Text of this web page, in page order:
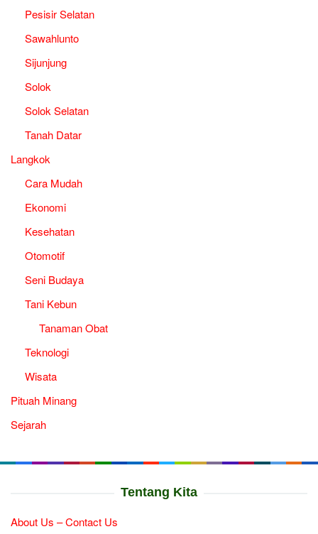
Pesisir Selatan
Sawahlunto
Sijunjung
Solok
Solok Selatan
Tanah Datar
Langkok
Cara Mudah
Ekonomi
Kesehatan
Otomotif
Seni Budaya
Tani Kebun
Tanaman Obat
Teknologi
Wisata
Pituah Minang
Sejarah
Tentang Kita
About Us – Contact Us